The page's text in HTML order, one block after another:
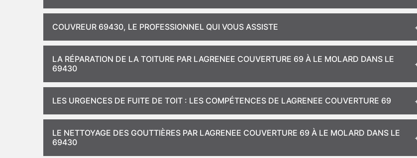
COUVREUR 69430, LE PROFESSIONNEL QUI VOUS ASSISTE
LA RÉPARATION DE LA TOITURE PAR LAGRENEE COUVERTURE 69 À LE MOLARD DANS LE
69430
LES URGENCES DE FUITE DE TOIT : LES COMPÉTENCES DE LAGRENEE COUVERTURE 69
LE NETTOYAGE DES GOUTTIÈRES PAR LAGRENEE COUVERTURE 69 À LE MOLARD DANS LE
69430